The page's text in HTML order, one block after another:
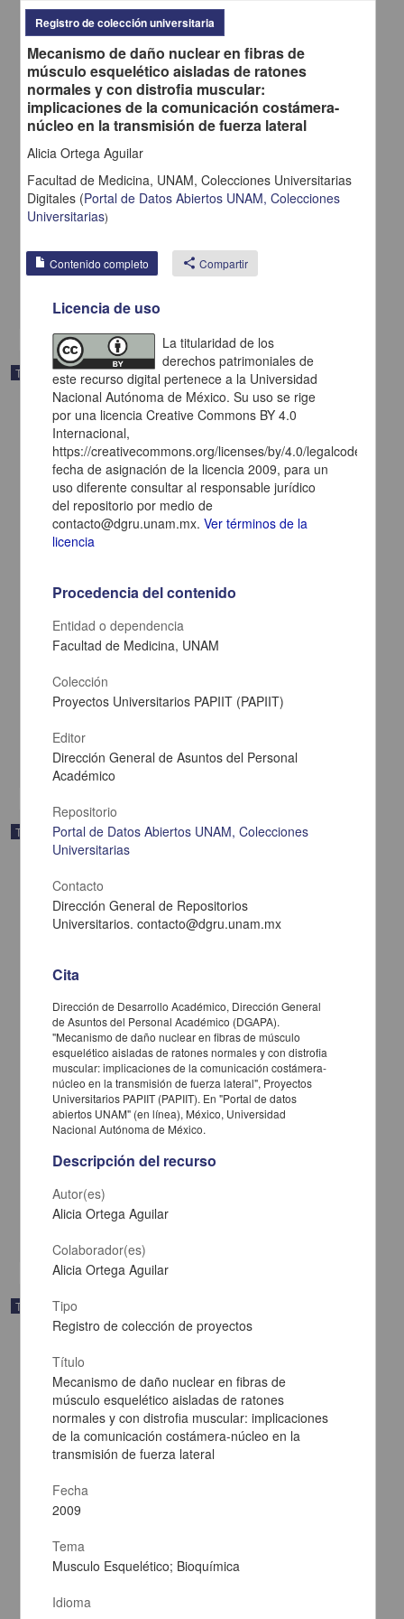
Cocinas, despensas y dinero: intervención de políticas y programas
alimentarios en prácticas sociales del Sistema Alimentario de Santa
Catarina Juquila, Oax. (2010-2018)
Santoyo Palacios, Alejandra Berenice
Ciencias Sociales y Económicas
Tesis demaestría
Trabajo de grado
El reconocimiento de los derechos laborales a los policías
preventivos de la Ciudad de México: un factor para la disminución
Jiménez Pérez, Angel Erik
Tesis demaestría
Trabajo de grado
Caracterización de mutaciones de los genes del tripsinógeno
catiónico, inhibidor del tripsinógeno catiónico y de la fibrosis
quística en pacientes mexicanos con pancreatitis crónica
Peláez Luna, Mario César
Medicina y Ciencias de la Salud
Tesis demaestría
Trabajo de grado
Estudio cuantitativo del espesor de la corteza cerebral humana en
Alzheimer
Registro de colección universitaria
Mecanismo de daño nuclear en fibras de
músculo esquelético aisladas de ratones
normales y con distrofia muscular:
implicaciones de la comunicación costámera-
núcleo en la transmisión de fuerza lateral
Alicia Ortega Aguilar
Facultad de Medicina, UNAM, Colecciones Universitarias
Digitales (Portal de Datos Abiertos UNAM, Colecciones
Universitarias)
Contenido completo share Compartir
Licencia de uso
La titularidad de los
derechos patrimoniales de
este recurso digital pertenece a la Universidad
Nacional Autónoma de México. Su uso se rige
por una licencia Creative Commons BY 4.0
Internacional,
https://creativecommons.org/licenses/by/4.0/legalcode.es,
fecha de asignación de la licencia 2009, para un
uso diferente consultar al responsable jurídico
del repositorio por medio de
contacto@dgru.unam.mx.Ver términos de la
licencia
Procedencia del contenido
Entidad o dependencia
Facultad de Medicina, UNAM
Colección
Proyectos Universitarios PAPIIT (PAPIIT)
Editor
Dirección General de Asuntos del Personal
Académico
Repositorio
Portal de Datos Abiertos UNAM, Colecciones
Universitarias
Contacto
Dirección General de Repositorios
Universitarios. contacto@dgru.unam.mx
Cita
Dirección de Desarrollo Académico, Dirección General
de Asuntos del Personal Académico (DGAPA).
"Mecanismo de daño nuclear en fibras de músculo
esquelético aisladas de ratones normales y con distrofia
muscular: implicaciones de la comunicación costámera-
núcleo en la transmisión de fuerza lateral", Proyectos
Universitarios PAPIIT (PAPIIT). En "Portal de datos
abiertos UNAM" (en línea), México, Universidad
Nacional Autónoma de México.
Descripción del recurso
Autor(es)
Alicia Ortega Aguilar
Colaborador(es)
Alicia Ortega Aguilar
Tipo
Registro de colección de proyectos
Título
Mecanismo de daño nuclear en fibras de
músculo esquelético aisladas de ratones
normales y con distrofia muscular: implicaciones
de la comunicación costámera-núcleo en la
transmisión de fuerza lateral
Fecha
2009
Tema
Musculo Esquelético; Bioquímica
Idioma